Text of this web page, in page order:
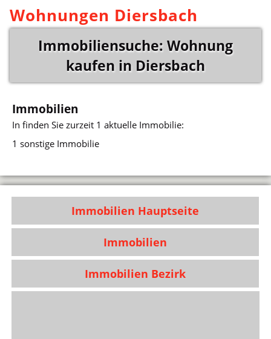
Wohnungen Diersbach
Immobiliensuche: Wohnung
kaufen in Diersbach
Immobilien
Infinden Sie zurzeit 1 aktuelle Immobilie:
1 sonstige Immobilie
Immobilien Hauptseite
Immobilien
Immobilien Bezirk